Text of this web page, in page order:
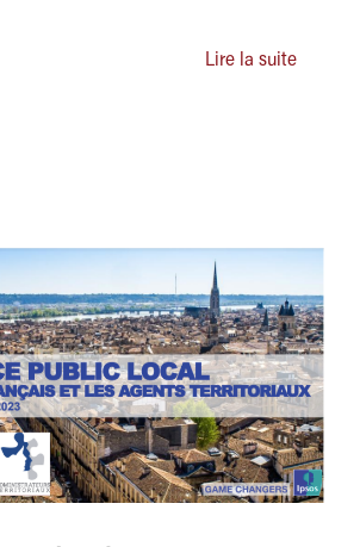
Lire la suite